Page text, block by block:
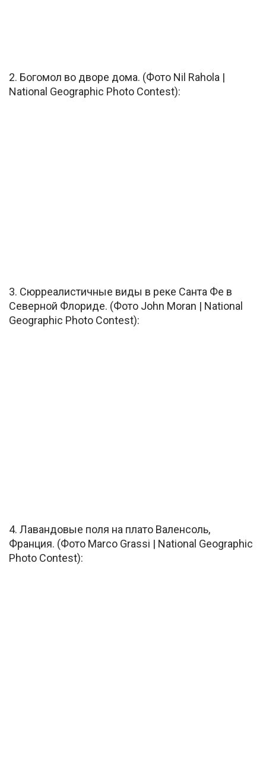
2. Богомол во дворе дома. (Фото Nil Rahola |
National Geographic Photo Contest):
3. Сюрреалистичные виды в реке Санта Фе в
Северной Флориде. (Фото John Moran | National
Geographic Photo Contest):
4. Лавандовые поля на плато Валенсоль,
Франция. (Фото Marco Grassi | National Geographic
Photo Contest):